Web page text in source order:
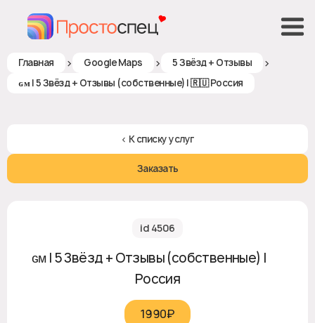
Главная > Google Maps > 5 Звёзд + Отзывы >
ɢᴍ | 5 Звёзд + Отзывы (собственные) | 🇷🇺 Россия
< К списку услуг
Заказать
id 4506
ɢᴍ | 5 Звёзд + Отзывы (собственные) | 🇷🇺
Россия
1990₽‎